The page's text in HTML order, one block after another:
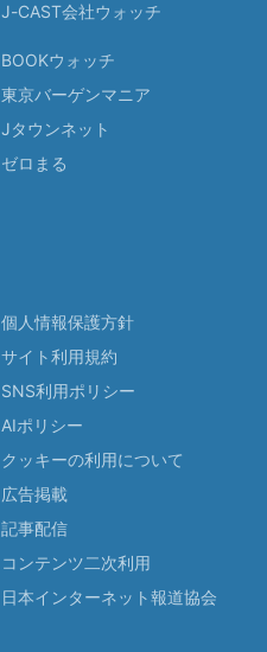
J-CAST会社ウォッチ
BOOKウォッチ
東京バーゲンマニア
Jタウンネット
ゼロまる
個人情報保護方針
サイト利用規約
SNS利用ポリシー
AIポリシー
クッキーの利用について
広告掲載
記事配信
コンテンツ二次利用
日本インターネット報道協会